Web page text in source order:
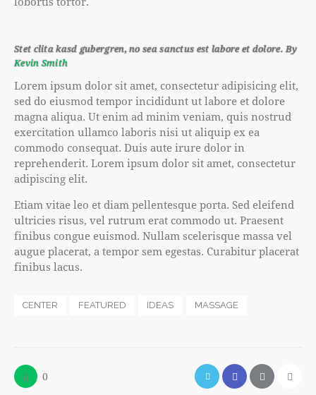
Stet clita kasd gubergren, no sea sanctus est labore et dolore. By
Kevin Smith
Lorem ipsum dolor sit amet, consectetur adipisicing elit,
sed do eiusmod tempor incididunt ut labore et dolore
magna aliqua. Ut enim ad minim veniam, quis nostrud
exercitation ullamco laboris nisi ut aliquip ex ea
commodo consequat. Duis aute irure dolor in
reprehenderit. Lorem ipsum dolor sit amet, consectetur
adipiscing elit.
Etiam vitae leo et diam pellentesque porta. Sed eleifend
ultricies risus, vel rutrum erat commodo ut. Praesent
finibus congue euismod. Nullam scelerisque massa vel
augue placerat, a tempor sem egestas. Curabitur placerat
finibus lacus.
CENTER FEATURED IDEAS MASSAGE
0